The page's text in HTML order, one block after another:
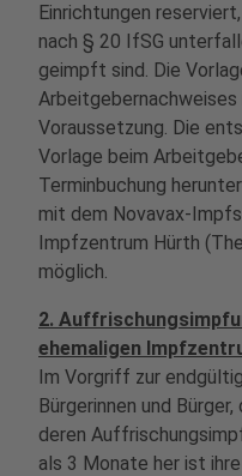
Einrichtungen
nach § 20 IfSG
geimpft sind. Die
Voraussetzung. Die
Vorlage beim
Terminbuchung
mit dem Novavax-
Impfzentrum Hürth
möglich.
2.
ehemaligen
Im Vorgriff zur
Bürgerinnen und
deren
als 3 Monate her ist